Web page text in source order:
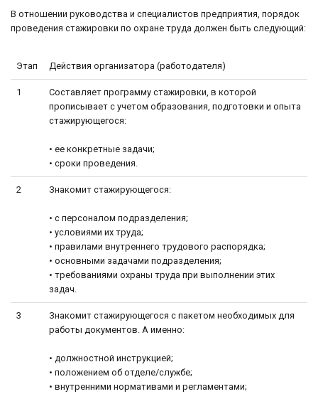
В отношении руководства и специалистов предприятия, порядок
проведения стажировки по охране труда должен быть следующий:
Этап Действия организатора (работодателя)
1
Составляет программу стажировки, в которой
прописывает с учетом образования, подготовки и опыта
стажирующегося:
• ее конкретные задачи;
• сроки проведения.
2 Знакомит стажирующегося:
• с персоналом подразделения;
• условиями их труда;
• правилами внутреннего трудового распорядка;
• основными задачами подразделения;
• требованиями охраны труда при выполнении этих
задач.
3
Знакомит стажирующегося с пакетом необходимых для
работы документов. А именно:
• должностной инструкцией;
• положением об отделе/службе;
• внутренними нормативами и регламентами;